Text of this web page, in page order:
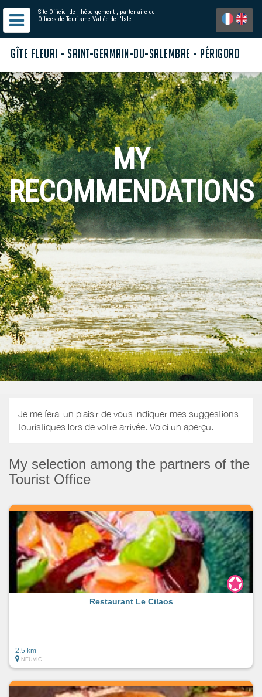
Site Officiel de l'hébergement , partenaire de
Offices de Tourisme Vallée de l'Isle
GÎTE FLEURI - SAINT-GERMAIN-DU-SALEMBRE - PÉRIGORD
MY
RECOMMENDATIONS
Je me ferai un plaisir de vous indiquer mes suggestions
touristiques lors de votre arrivée. Voici un aperçu.
My selection among the partners of the
Tourist Office
Restaurant Le Cilaos
2.5 km
NEUVIC